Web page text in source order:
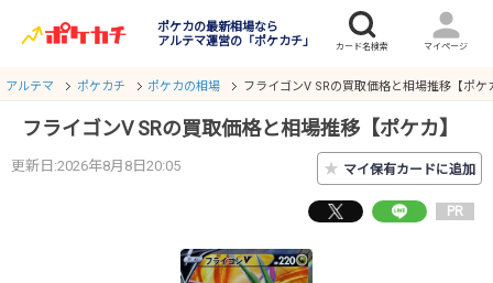
ポケカの最新相場なら
アルテマ運営の「ポケカチ」
アルテマ ポケカチ ポケカの相場 フライゴンV SRの買取価格と相場推移【ポケ
フライゴンV SRの買取価格と相場推移【ポケカ】
更新日:2026年8月8日20:05 ★ マイ保有カードに追加
PR